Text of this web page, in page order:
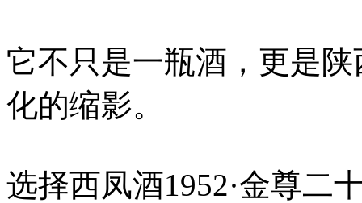
它不只是一瓶酒，更是
化的缩影。
选择西凤酒1952·金尊